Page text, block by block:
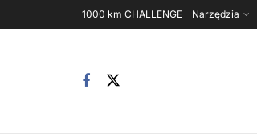
1000 km CHALLENGE Narzędzia